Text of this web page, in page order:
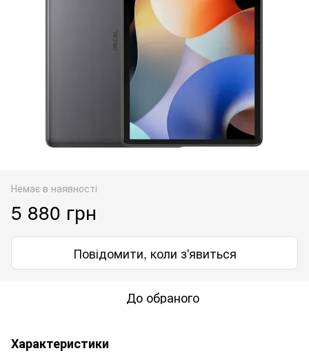
Немає в наявності
5 880 грн
Повідомити, коли з'явиться
До обраного
Характеристики